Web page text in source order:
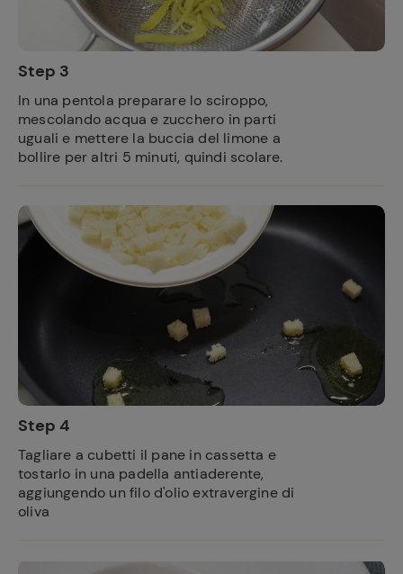
Step 3
In una pentola preparare lo sciroppo,
mescolando acqua e zucchero in parti
uguali e mettere la buccia del limone a
bollire per altri 5 minuti, quindi scolare.
Step 4
Tagliare a cubetti il pane in cassetta e
tostarlo in una padella antiaderente,
aggiungendo un filo d'olio extravergine di
oliva
Ricette
preferite